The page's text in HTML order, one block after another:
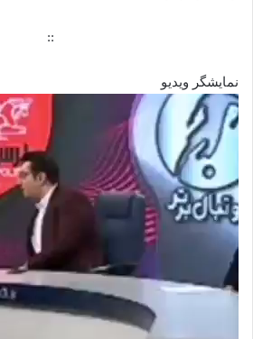
::
نمایشگر ویدیو